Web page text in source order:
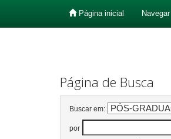
Página inicial Navegar
Página de Busca
Buscar em:
por